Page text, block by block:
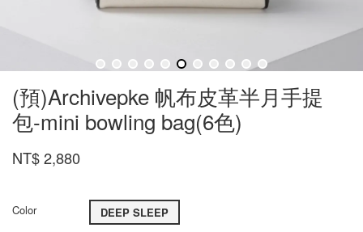
(預)Archivepke 帆布皮革半月手提
包-mini bowling bag(6色)
NT$ 2,880
Color DEEP SLEEP